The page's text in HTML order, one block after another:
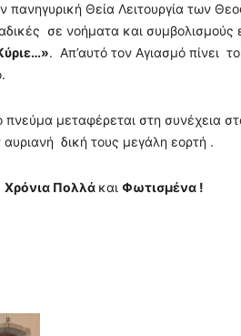
πανηγυρική Θεία Λειτουργία των
σε νοήματα και συμβολισμούς
. Απ’αυτό τον Αγιασμό πίνει
πνεύμα μεταφέρεται στη συνέχεια
αυριανή δική τους μεγάλη εορτή .
Χρόνια Πολλά και Φωτισμένα !